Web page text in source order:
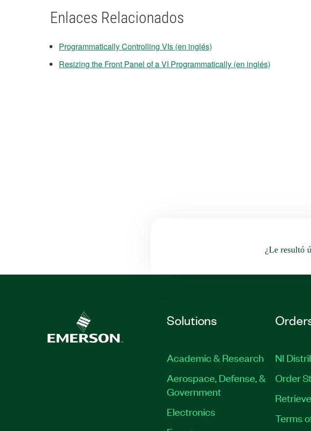
Enlaces Relacionados
Programmatically Controlling VIs (en inglés)
Resizing the Front Panel of a VI Programmatically (en inglés)
¿Le resultó
Solutions
Academic & Research
Aerospace, Defense, &
Government
Electronics
NI
Order
Terms